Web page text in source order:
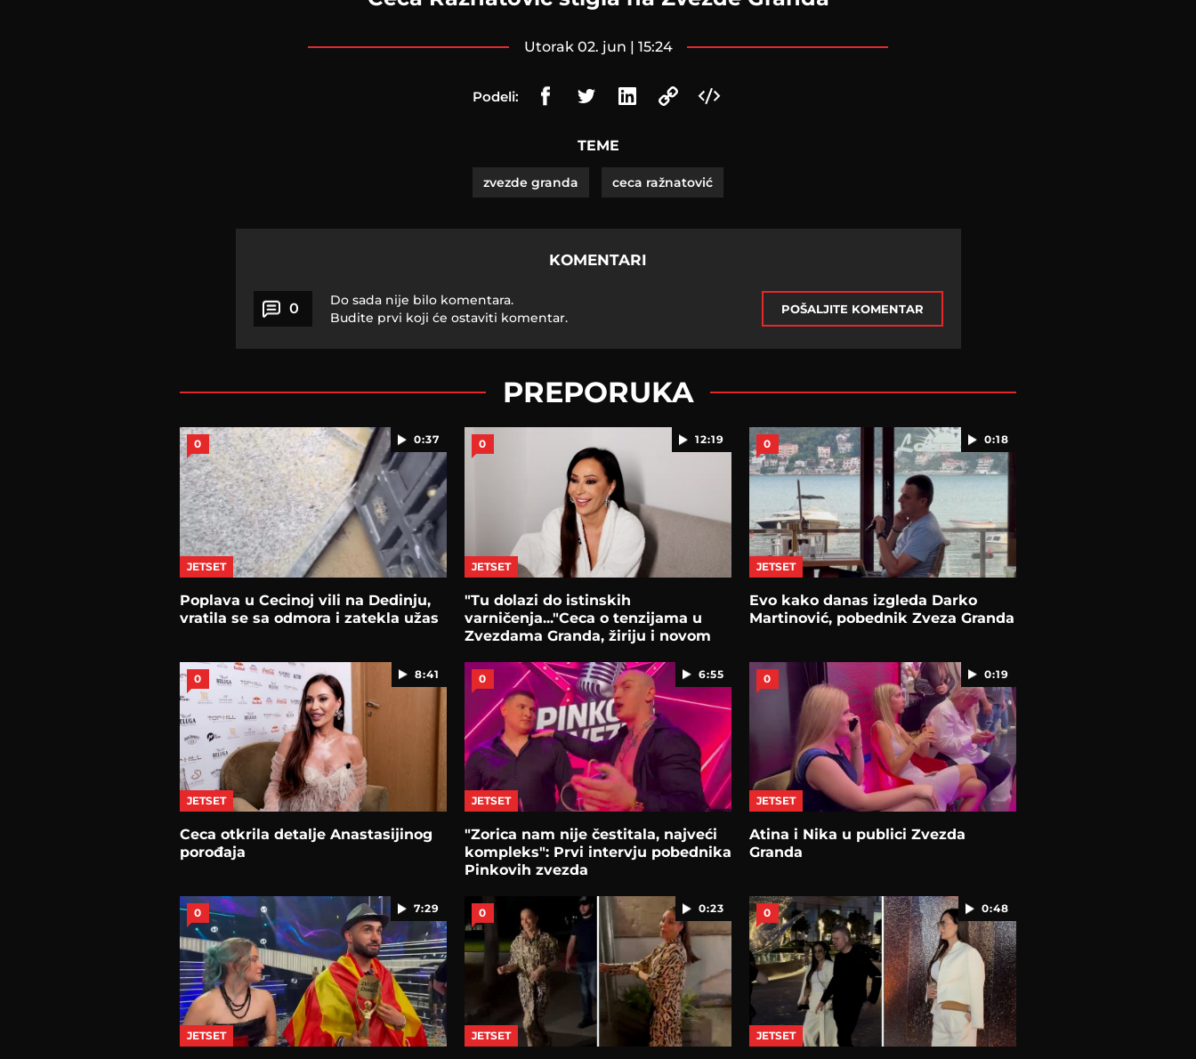
utorak 02. jun | 15:24
Podeli:
TEME
zvezde granda ceca ražnatović
KOMENTARI
0
Do sada nije bilo komentara.
Budite prvi koji će ostaviti komentar.
POŠALJITE KOMENTAR
PREPORUKA
0:37
0
JETSET
Poplava u Cecinoj vili na Dedinju,
vratila se sa odmora i zatekla užas
12:19
0
JETSET
"Tu dolazi do istinskih
varničenja..."Ceca o tenzijama u
Zvezdama Granda, žiriju i novom
0:18
0
JETSET
Evo kako danas izgleda Darko
Martinović, pobednik Zveza Granda
8:41
0
JETSET
Ceca otkrila detalje Anastasijinog
porođaja
6:55
0
JETSET
"Zorica nam nije čestitala, najveći
kompleks": Prvi intervju pobednika
Pinkovih zvezda
0:19
0
JETSET
Atina i Nika u publici Zvezda
Granda
7:29
0
JETSET
0:23
0
JETSET
0:48
0
JETSET